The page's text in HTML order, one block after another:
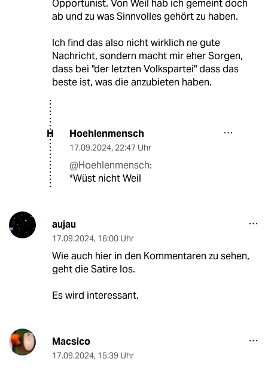
Opportunist. Von Weil hab ich gemeint doch
ab und zu was Sinnvolles gehört zu haben.
Ich find das also nicht wirklich ne gute
Nachricht, sondern macht mir eher Sorgen,
dass bei "der letzten Volkspartei" dass das
beste ist, was die anzubieten haben.
H Hoehlenmensch
17.09.2024, 22:47 Uhr
@Hoehlenmensch:
*Wüst nicht Weil
aujau
17.09.2024, 16:00 Uhr
Wie auch hier in den Kommentaren zu sehen,
geht die Satire los.
Es wird interessant.
Macsico
17.09.2024, 15:39 Uhr